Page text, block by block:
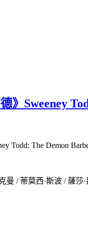
》Sweeney
The Demon
曼 / 蒂莫西·斯波 / 薩莎